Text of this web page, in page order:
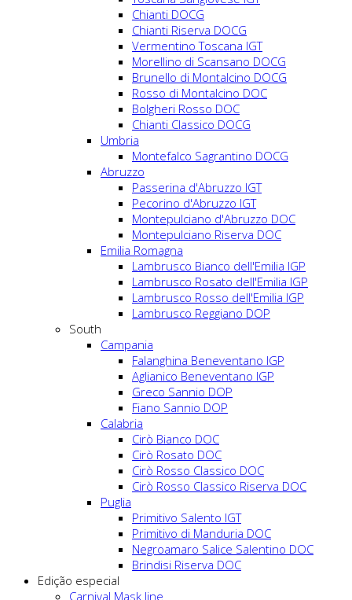
Chianti DOCG
Chianti Riserva DOCG
Vermentino Toscana IGT
Morellino di Scansano DOCG
Brunello di Montalcino DOCG
Rosso di Montalcino DOC
Bolgheri Rosso DOC
Chianti Classico DOCG
Umbria
Montefalco Sagrantino DOCG
Abruzzo
Passerina d'Abruzzo IGT
Pecorino d'Abruzzo IGT
Montepulciano d'Abruzzo DOC
Montepulciano Riserva DOC
Emilia Romagna
Lambrusco Bianco dell'Emilia IGP
Lambrusco Rosato dell'Emilia IGP
Lambrusco Rosso dell'Emilia IGP
Lambrusco Reggiano DOP
South
Campania
Falanghina Beneventano IGP
Aglianico Beneventano IGP
Greco Sannio DOP
Fiano Sannio DOP
Calabria
Cirò Bianco DOC
Cirò Rosato DOC
Cirò Rosso Classico DOC
Cirò Rosso Classico Riserva DOC
Puglia
Primitivo Salento IGT
Primitivo di Manduria DOC
Negroamaro Salice Salentino DOC
Brindisi Riserva DOC
Edição especial
Carnival Mask line